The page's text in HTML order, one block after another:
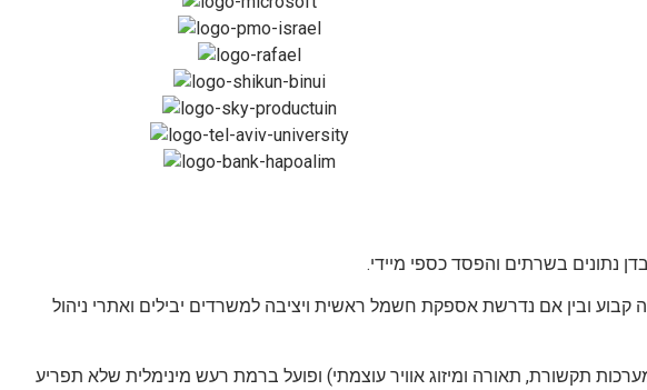
נתונים בשרתים והפסד כספי מיידי.
ובין אם נדרשת אספקת חשמל ראשית ויציבה למשרדים יבילים ואתרי ניהול
תקשורת, תאורה ומיזוג אוויר עוצמתי) ופועל ברמת רעש מינימלית שלא תפריע